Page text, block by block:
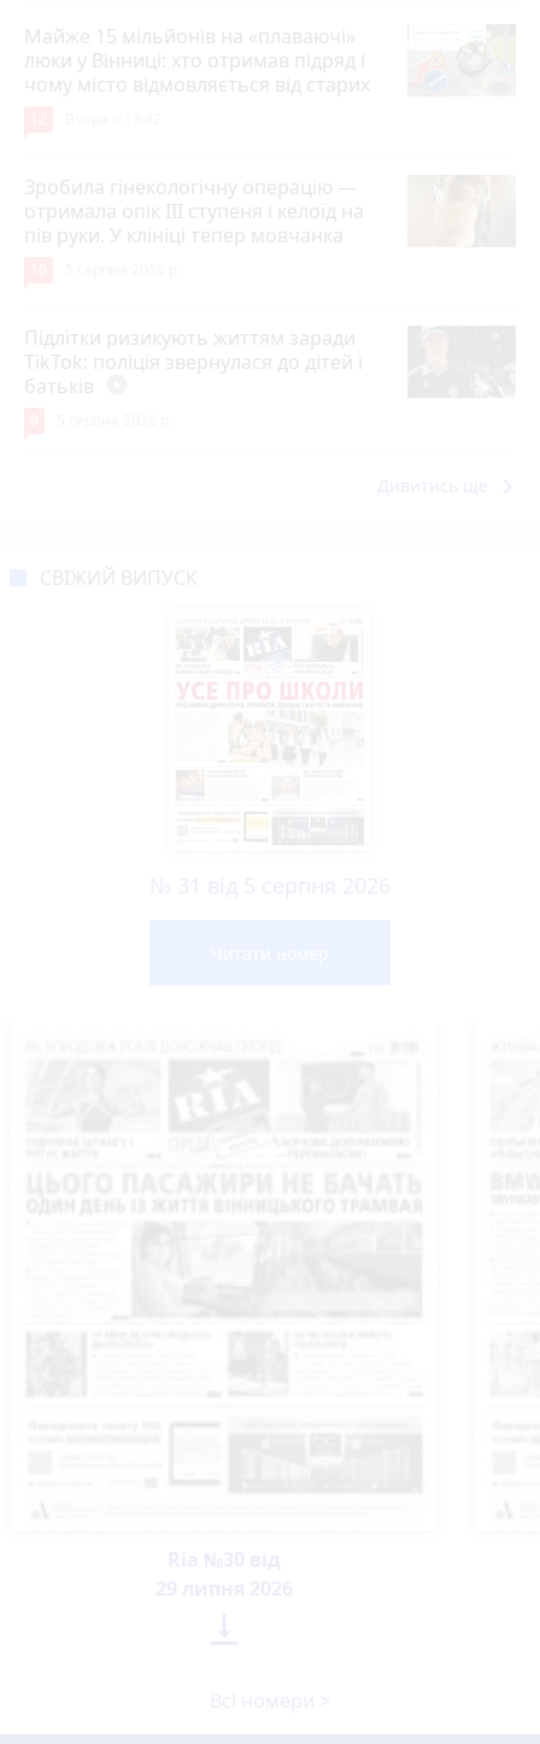
Майже 15 мільйонів на «плаваючі»
люки у Вінниці: хто отримав підряд і
чому місто відмовляється від старих
Зробила гінекологічну операцію —
отримала опік ІІІ ступеня і келоїд на
пів руки. У клініці тепер мовчанка
Підлітки ризикують життям заради
TikTok: поліція звернулася до дітей і
батьків